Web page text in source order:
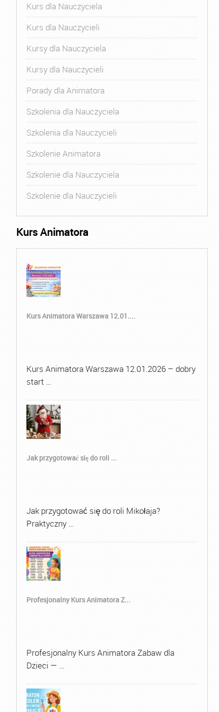
Kurs dla Nauczyciela
Kurs dla Nauczycieli
Kursy dla Nauczyciela
Kursy dla Nauczycieli
Porady dla Animatora
Szkolenia dla Nauczyciela
Szkolenia dla Nauczycieli
Szkolenie Animatora
Szkolenie dla Nauczyciela
Szkolenie dla Nauczycieli
Kurs Animatora
Kurs Animatora Warszawa 12.01....
Kurs Animatora Warszawa 12.01.2026 – dobry
start …
Jak przygotować się do roli ...
Jak przygotować się do roli Mikołaja?
Praktyczny …
Profesjonalny Kurs Animatora Z...
Profesjonalny Kurs Animatora Zabaw dla
Dzieci — …